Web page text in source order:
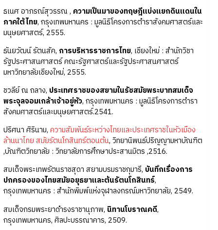
ธเนศ อาภรณ์สุวรรณ , ความเป็นมาของทฤษฎีแบ่งแยกดินแดนใน
ภาคใต้ไทย, กรุงเทพมหานคร : มูลนิธิโครงการตำราสังคมศาสตร์และ
มนุษยศาสตร์, 2555.
ธันยวัฒน์ รัตนสัค, การบริหารราชการไทย, เชียงใหม่ : สำนักวิชา
รัฐประศาสนศาสตร์ คณะรัฐศาสตร์และรัฐประศาสนศาสตร์
มหาวิทยาลัยเชียงใหม่, 2555.
ชวลีย์ ณ ถลาง, ประเทศราชของสยามในรัชสมัยพระบาทสมเด็จ
พระจุลจอมเกล้าเจ้าอยู่หัว, กรุงเทพมหานคร : มูลนิธิโครงการตำรา
สังคมศาสตร์และมนุษยศาสตร์.2541.
ปริศนา ศิรินาม, ความสัมพันธ์ระหว่างไทยและประเทศราชในหัวเมือง
ล้านนาไทย สมัยรัตนโกสินทร์ตอนต้น, วิทยานิพนธ์ปริญญามหาบัณฑิต
,บัณฑิตวิทยาลัย : วิทยาลัยการศึกษาประสานมิตร ,2516.
สมเด็จพระเทพรัตนราชสุดา สยามบรมราชกุมารี, บันทึกเรื่องการ
ปกครองของไทยสมัยอยุธยาและต้นรัตนโกสินทร์,
กรุงเทพมหานคร : สำนักพิมพ์แห่งจุฬาลงกรณ์มหาวิทยาลัย, 2549.
สมเด็จกรมพระยาดำรงราชานุภาพ, นิทานโบราณคดี,
กรุงเทพมหานคร, ศิลปะบรรณาคาร, 2509.